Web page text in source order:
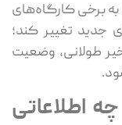
برخی کارگاه‌های
تغییر کند؛
طولانی، وضعیت
اطلاعاتی